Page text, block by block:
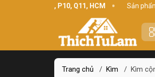
Thới, P10, Q11, HCM Sản phẩm
Trang chủ / Kìm / Kìm